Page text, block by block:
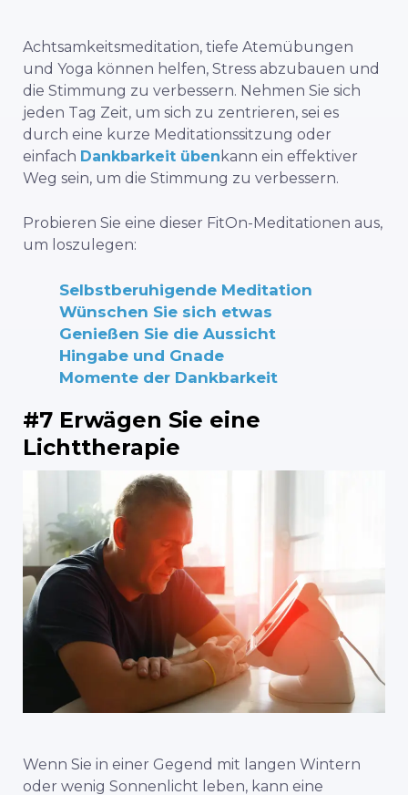
Achtsamkeitsmeditation, tiefe Atemübungen
und Yoga können helfen, Stress abzubauen und
die Stimmung zu verbessern. Nehmen Sie sich
jeden Tag Zeit, um sich zu zentrieren, sei es
durch eine kurze Meditationssitzung oder
einfach Dankbarkeit üben kann ein effektiver
Weg sein, um die Stimmung zu verbessern.
Probieren Sie eine dieser FitOn-Meditationen aus,
um loszulegen:
Selbstberuhigende Meditation
Wünschen Sie sich etwas
Genießen Sie die Aussicht
Hingabe und Gnade
Momente der Dankbarkeit
#7 Erwägen Sie eine
Lichttherapie
Wenn Sie in einer Gegend mit langen Wintern
oder wenig Sonnenlicht leben, kann eine